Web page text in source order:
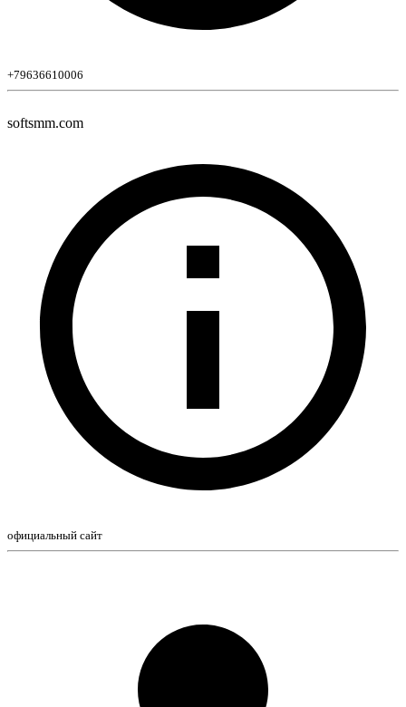
+79636610006
softsmm.com
официальный сайт